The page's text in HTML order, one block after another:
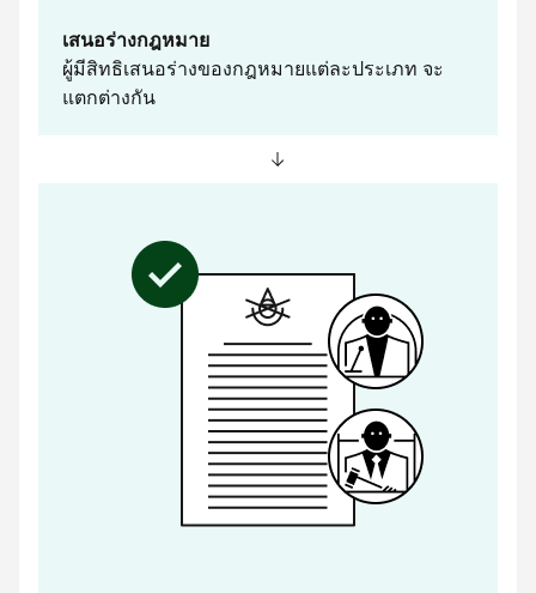
เสนอร่างกฎหมาย
ผู้มีสิทธิเสนอร่างของกฎหมายแต่ละประเภท จะ
แตกต่างกัน